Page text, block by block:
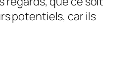
potentiels, car ils